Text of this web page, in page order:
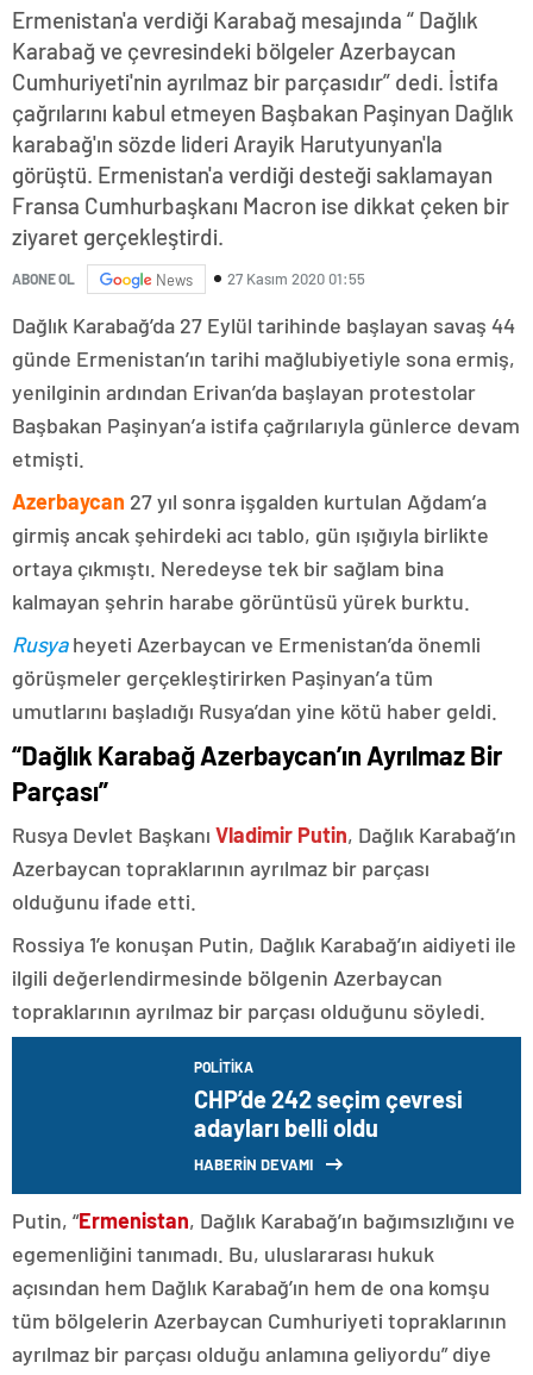
Ermenistan'a verdiği Karabağ mesajında “ Dağlık
Karabağ ve çevresindeki bölgeler Azerbaycan
Cumhuriyeti'nin ayrılmaz bir parçasıdır” dedi. İstifa
çağrılarını kabul etmeyen Başbakan Paşinyan Dağlık
karabağ'ın sözde lideri Arayik Harutyunyan'la
görüştü. Ermenistan'a verdiği desteği saklamayan
Fransa Cumhurbaşkanı Macron ise dikkat çeken bir
ziyaret gerçekleştirdi.
ABONE OL News 27 Kasım 2020 01:55
Dağlık Karabağ’da 27 Eylül tarihinde başlayan savaş 44
günde Ermenistan’ın tarihi mağlubiyetiyle sona ermiş,
yenilginin ardından Erivan’da başlayan protestolar
Başbakan Paşinyan’a istifa çağrılarıyla günlerce devam
etmişti.
Azerbaycan 27 yıl sonra işgalden kurtulan Ağdam’a
girmiş ancak şehirdeki acı tablo, gün ışığıyla birlikte
ortaya çıkmıştı. Neredeyse tek bir sağlam bina
kalmayan şehrin harabe görüntüsü yürek burktu.
Rusyaheyeti Azerbaycan ve Ermenistan’da önemli
görüşmeler gerçekleştirirken Paşinyan’a tüm
umutlarını başladığı Rusya’dan yine kötü haber geldi.
“Dağlık Karabağ Azerbaycan’ın Ayrılmaz Bir
Parçası”
Rusya Devlet Başkanı Vladimir Putin, Dağlık Karabağ’ın
Azerbaycan topraklarının ayrılmaz bir parçası
olduğunu ifade etti.
Rossiya 1’e konuşan Putin, Dağlık Karabağ’ın aidiyeti ile
ilgili değerlendirmesinde bölgenin Azerbaycan
topraklarının ayrılmaz bir parçası olduğunu söyledi.
POLITIKA
CHP’de 242 seçim çevresi
adayları belli oldu
HABERİN DEVAMI
Putin, “Ermenistan, Dağlık Karabağ’ın bağımsızlığını ve
egemenliğini tanımadı. Bu, uluslararası hukuk
açısından hem Dağlık Karabağ’ın hem de ona komşu
tüm bölgelerin Azerbaycan Cumhuriyeti topraklarının
ayrılmaz bir parçası olduğu anlamına geliyordu” diye